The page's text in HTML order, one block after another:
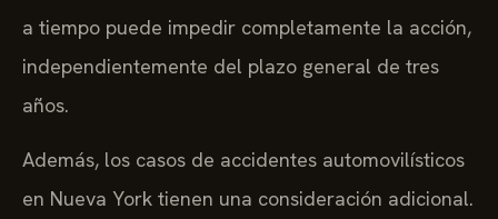
a tiempo puede impedir completamente la acción,
independientemente del plazo general de tres
años.
Además, los casos de accidentes automovilísticos
en Nueva York tienen una consideración adicional.